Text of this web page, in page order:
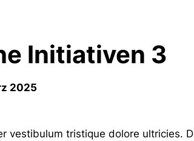
Initiativen 3
2025
vestibulum tristique dolore ultricies.